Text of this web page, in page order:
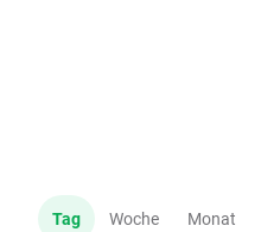
Tag Woche Monat